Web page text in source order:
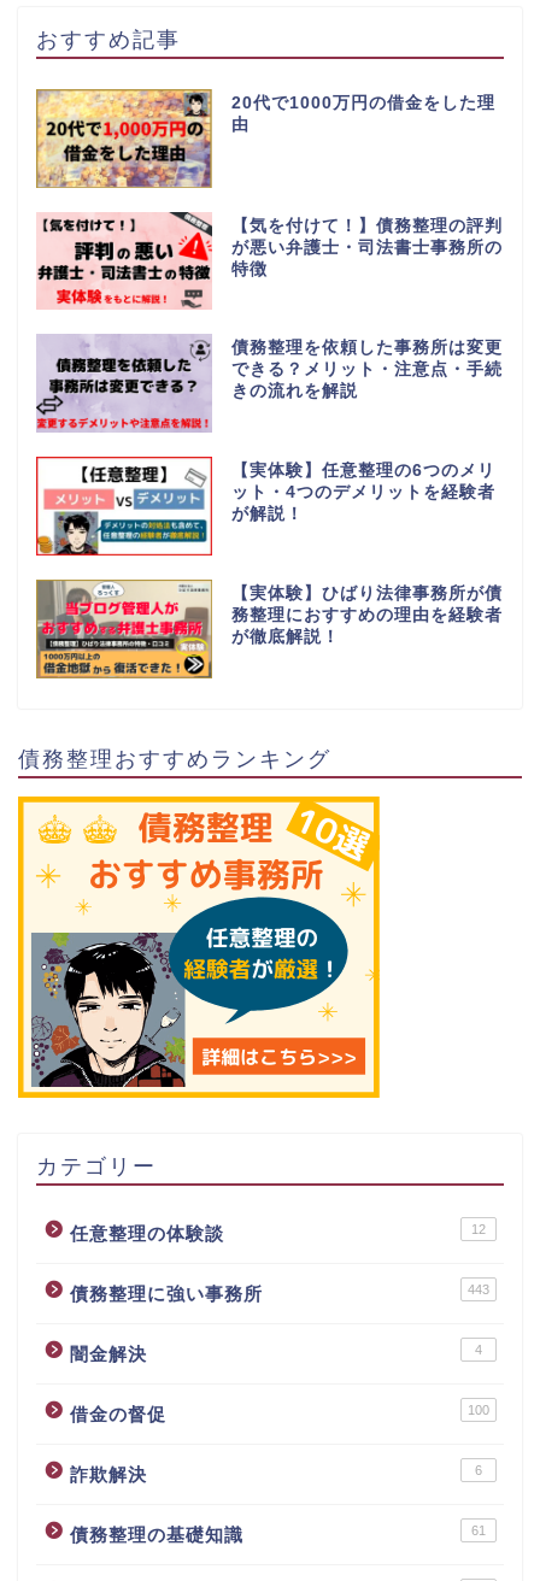
おすすめ記事
20代で1000万円の借金をした理
由
【気を付けて！】債務整理の評判
が悪い弁護士・司法書士事務所の
特徴
債務整理を依頼した事務所は変更
できる？メリット・注意点・手続
きの流れを解説
【実体験】任意整理の6つのメリ
ット・4つのデメリットを経験者
が解説！
【実体験】ひばり法律事務所が債
務整理におすすめの理由を経験者
が徹底解説！
債務整理おすすめランキング
カテゴリー
任意整理の体験談 12
債務整理に強い事務所 443
闇金解決 4
借金の督促 100
詐欺解決 6
債務整理の基礎知識 61